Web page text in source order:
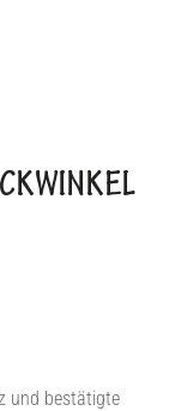
und bestätigte